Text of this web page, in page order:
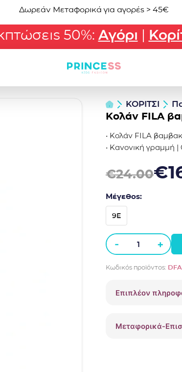
Δωρεάν Μεταφορικά για αγορές > 45€
50%: Αγόρι |
ΚΟΡΙΤΣΙ
Κολάν FILA
• Κολάν FILA
• Κανονική γραμμή
€24.00
Original price was:
€
Η τρέχουσα τιμή
Μέγεθος:
9E
-
Κολάν
βαμβακερό
DFAV3597F
+
Κωδικός προϊόντος:
Επιπλέον
Μεταφορικά-